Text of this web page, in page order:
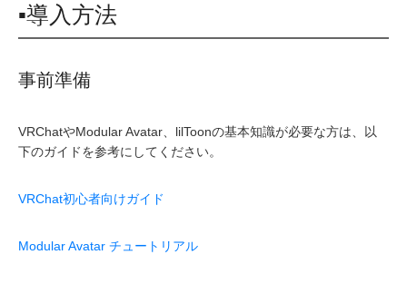
▪導入方法
事前準備
VRChatやModular Avatar、lilToonの基本知識が必要な方は、以
下のガイドを参考にしてください。
VRChat初心者向けガイド
Modular Avatar チュートリアル